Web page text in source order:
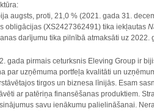
augsts, proti, 21,0 % (2021. gada 31.
obligācijas (XS2427362491) tika iekļautas
darījumu tika pilnībā atmaksāti uz 2022.
gada pirmais ceturksnis Eleving Group ir
par uzņēmuma portfeļa kvalitāti un
tirgos un biznesa līnijās. Esam
ar patēriņa finansēšanas produktiem.
savu ienākumu palielināšanai.